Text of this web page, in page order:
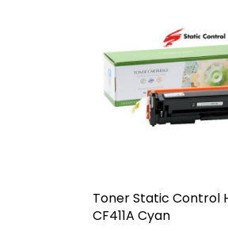
Toner Static Control
CF411A Cyan